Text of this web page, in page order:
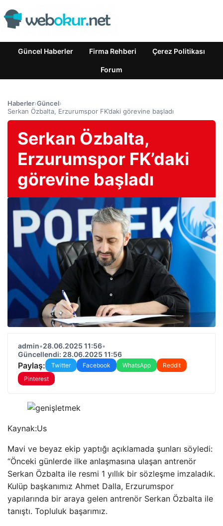
Güncel Haberler Firma Rehberi Çerez Politikası
Forum
Haberler›Güncel›
Serkan Özbalta, Erzurumspor FK’daki görevine başladı
Serkan Özbalta,
Erzurumspor FK’daki
görevine başladı
admin•28.06.2025 11:56•
Güncellendi: 28.06.2025 11:56
Paylaş: Twitter Facebook WhatsApp
Reddit
Pinterest
Kaynak:Us
Mavi ve beyaz ekip yaptığı açıklamada şunları söyledi:
“Önceki günlerde ilke anlaşmasına ulaşan antrenör
Serkan Özbalta ile resmi 1 yıllık bir sözleşme imzaladık.
Kulüp başkanımız Ahmet Dalla, Erzurumspor
yapılarında bir araya gelen antrenör Serkan Özbalta ile
tanıştı. Topluluk başarımız.